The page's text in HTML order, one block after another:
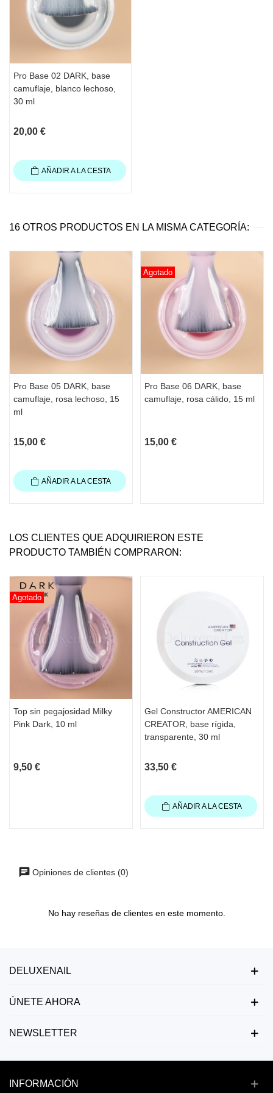
aproximadamente 1 minuto antes de usar
una crema o aceite para cutículas
Hidrate las manos
Pro Base 02 DARK, base
camuflaje, blanco lechoso,
30 ml
20,00 €
AÑADIR A LA CESTA
16 OTROS PRODUCTOS EN LA MISMA CATEGORÍA:
Pro Base 05 DARK, base
camuflaje, rosa lechoso, 15
ml
15,00 €
AÑADIR A LA CESTA
Agotado
Pro Base 06 DARK, base
camuflaje, rosa cálido, 15 ml
15,00 €
LOS CLIENTES QUE ADQUIRIERON ESTE
PRODUCTO TAMBIÉN COMPRARON:
Agotado
Top sin pegajosidad Milky
Pink Dark, 10 ml
9,50 €
Gel Constructor AMERICAN
CREATOR, base rígida,
transparente, 30 ml
33,50 €
AÑADIR A LA CESTA
Opiniones de clientes (0)
No hay reseñas de clientes en este momento.
DELUXENAIL
ÚNETE AHORA
NEWSLETTER
INFORMACIÓN